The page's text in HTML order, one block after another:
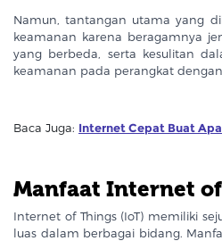
Namun, tantangan utama yang
keamanan karena beragamnya
yang berbeda, serta kesulitan
keamanan pada perangkat
Baca Juga: Internet Cepat Buat
Manfaat Internet
Internet of Things (IoT) memiliki
luas dalam berbagai bidang.